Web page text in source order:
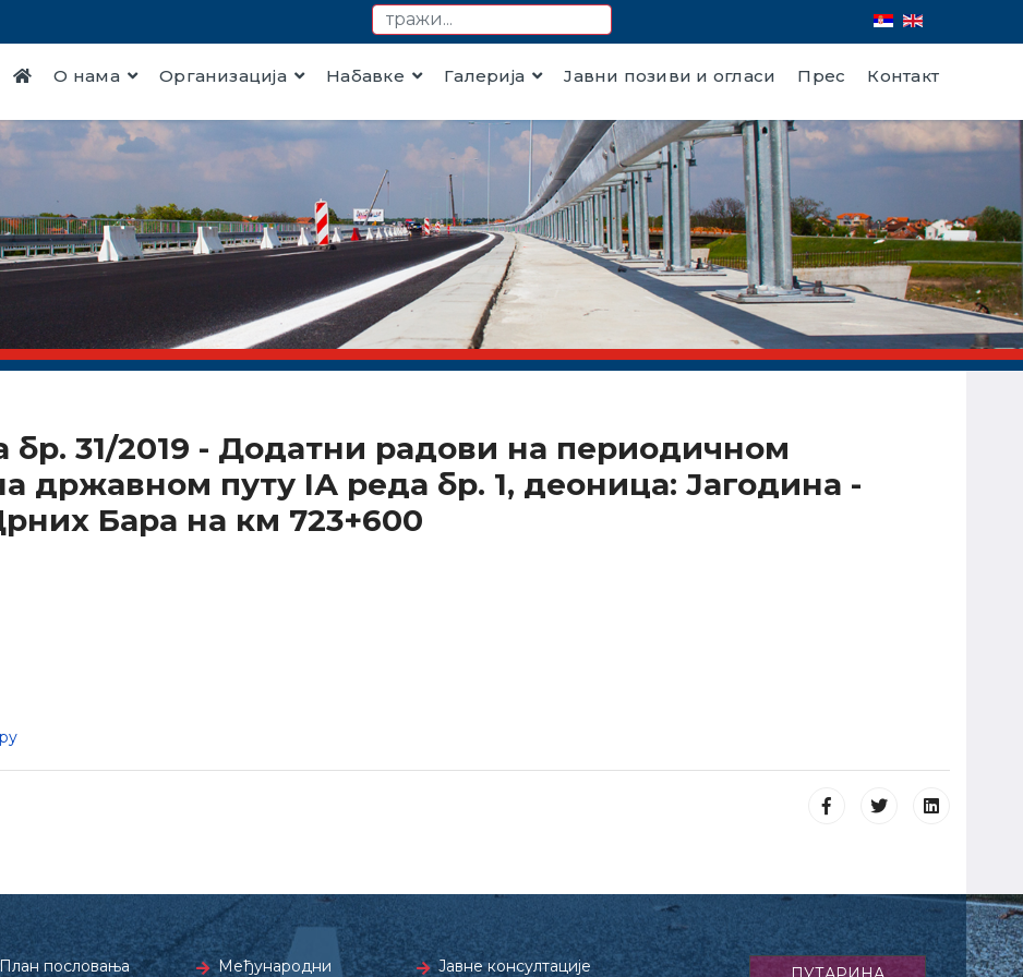
О нама Организација Набавке Галерија Јавни позиви и огласи Прес Контакт
бр. 31/2019 - Додатни радови на периодичном
државном путу IА реда бр. 1, деоница: Јагодина -
Бара на км 723+600
пословања Међународни Јавне консултације